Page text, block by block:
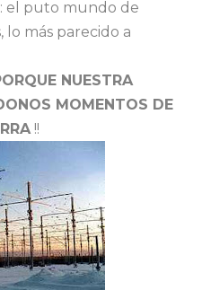
el puto mundo de
lo más parecido a
NUESTRA
MOMENTOS DE
!!